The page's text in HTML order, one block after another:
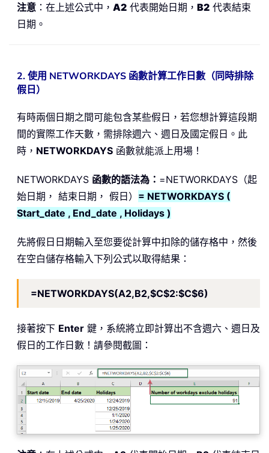
注意 ：在上述公式中， A2 代表開始日期， B2 代表結束
日期。
2. 使用 NETWORKDAYS 函數計算工作日數（同時排除
假日）
有時兩個日期之間可能包含某些假日，若您想計算這段期
間的實際工作天數，需排除週六、週日及國定假日。此
時， NETWORKDAYS 函數就能派上用場！
NETWORKDAYS 函數的語法為： =NETWORKDAYS（起
始日期， 結束日期， 假日） = NETWORKDAYS (
Start_date , End_date , Holidays )
先將假日日期輸入至您要從計算中扣除的儲存格中，然後
在空白儲存格輸入下列公式以取得結果：
=NETWORKDAYS(A2,B2,$C$2:$C$6)
接著按下 Enter 鍵，系統將立即計算出不含週六、週日及
假日的工作日數！請參閱截圖：